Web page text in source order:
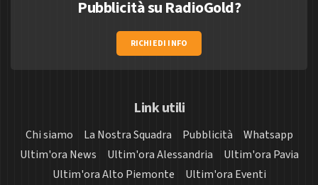
Pubblicità su RadioGold?
RICHIEDI INFO
Link utili
Chi siamo La Nostra Squadra Pubblicità
Whatsapp
Ultim'ora News
Ultim'ora Alessandria
Ultim'ora Pavia
Ultim'ora Alto Piemonte
Ultim'ora Eventi